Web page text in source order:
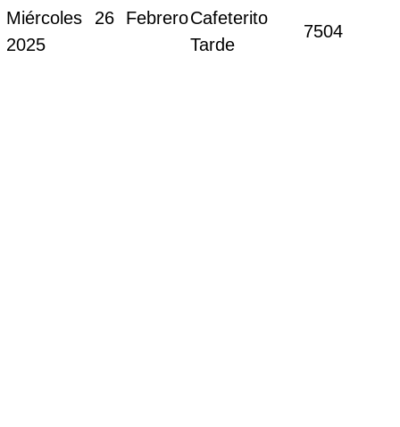
Miércoles 26 Febrero
2025
Cafeterito
Tarde
7504